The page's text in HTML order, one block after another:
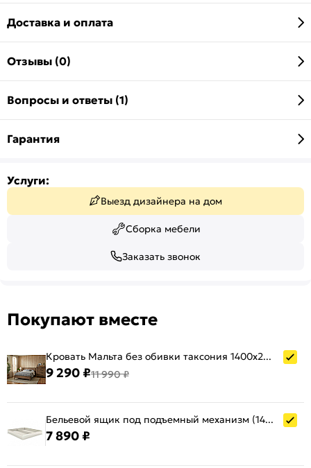
Доставка и оплата
Отзывы (0)
Вопросы и ответы (1)
Гарантия
Услуги:
Выезд дизайнера на дом
Сборка мебели
Заказать звонок
Покупают вместе
Кровать Мальта без обивки таксония 1400x2000, изголовье жесткое
9 290 ₽11 990 ₽
Бельевой ящик под подъемный механизм (1400) бодега белая
7 890 ₽